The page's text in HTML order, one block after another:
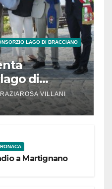
LAGO DI BRACCIANO
di
VILLANI
a Martignano